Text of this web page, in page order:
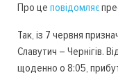
Про це повідомляє
Так, із 7 червня
Славутич – Чернігів.
щоденно о 8:05,